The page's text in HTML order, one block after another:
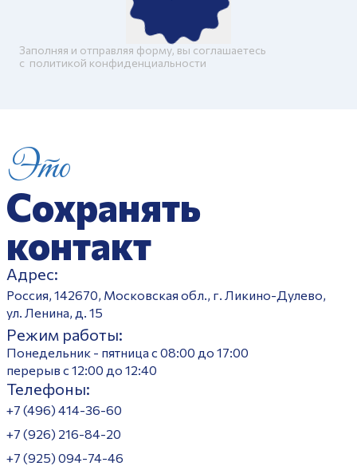
Заполняя и отправляя форму, вы соглашаетесь
c политикой конфиденциальности
Это
Сохранять
контакт
Адрес:
Россия, 142670, Московская обл., г. Ликино-Дулево,
ул. Ленина, д. 15
Режим работы:
Понедельник - пятница с 08:00 до 17:00
перерыв с 12:00 до 12:40
Телефоны:
+7 (496) 414-36-60
+7 (926) 216-84-20
+7 (925) 094-74-46